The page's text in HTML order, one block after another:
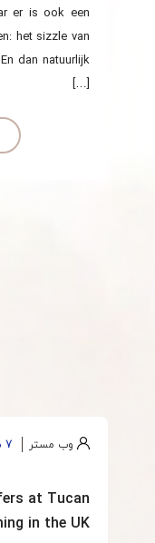
er is ook een
het sizzle van
dan natuurlijk
[…]
وب مستر 7 مرداد 1405
at Tucan
in the UK